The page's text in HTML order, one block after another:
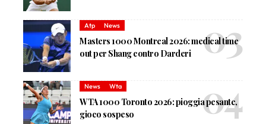
Atp News
Masters 1000 Montreal 2026: medical time
out per Shang contro Darderi
News Wta
WTA 1000 Toronto 2026: pioggia pesante,
gioco sospeso